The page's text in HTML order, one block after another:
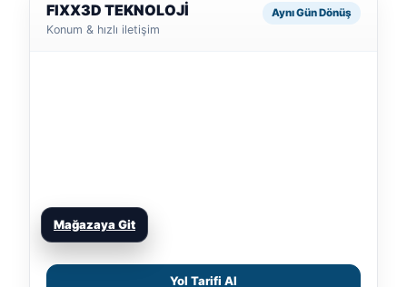
FIXX3D TEKNOLOJİ
Konum & hızlı iletişim
Aynı Gün Dönüş
Mağazaya Git
Yol Tarifi Al